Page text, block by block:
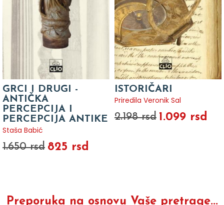
GRCI I DRUGI -
ANTIČKA
PERCEPCIJA I
PERCEPCIJA ANTIKE
Staša Babić
1.650 rsd 825 rsd
ISTORIČARI
Priredila Veronik Sal
2.198 rsd 1.099 rsd
Preporuka na osnovu Vaše pretrage...